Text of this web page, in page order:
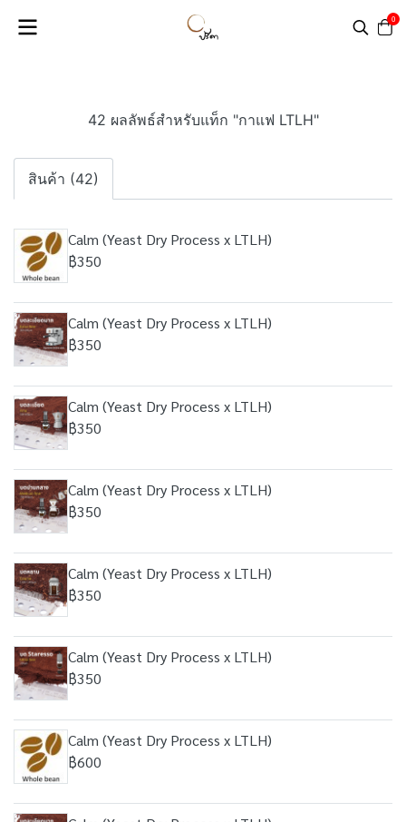
0
42 ผลลัพธ์สำหรับแท็ก "กาแฟ LTLH"
สินค้า (42)
Calm (Yeast Dry Process x LTLH)
฿350
Calm (Yeast Dry Process x LTLH)
฿350
Calm (Yeast Dry Process x LTLH)
฿350
Calm (Yeast Dry Process x LTLH)
฿350
Calm (Yeast Dry Process x LTLH)
฿350
Calm (Yeast Dry Process x LTLH)
฿350
Calm (Yeast Dry Process x LTLH)
฿600